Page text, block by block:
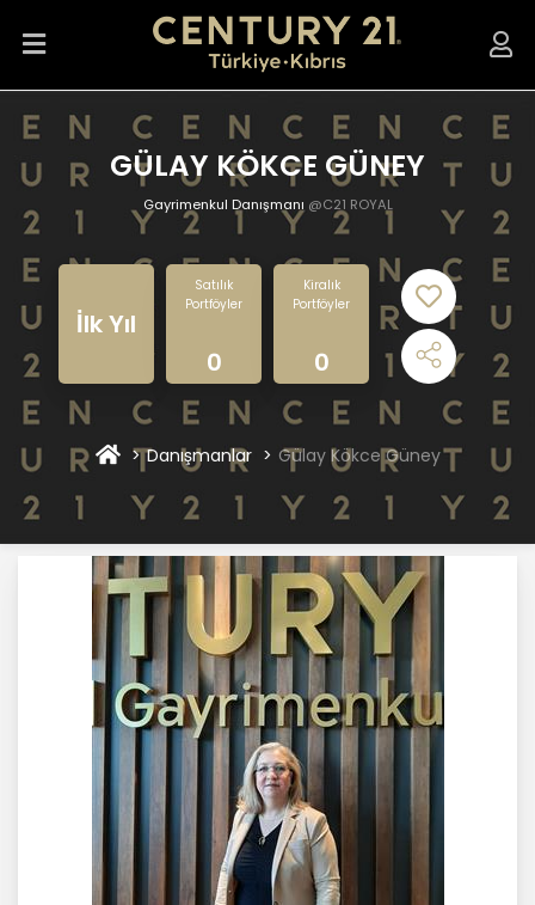
GÜLAY KÖKCE GÜNEY
Gayrimenkul Danışmanı @C21 ROYAL
İlk Yıl
Satılık
Portföyler
0
Kiralık
Portföyler
0
Danışmanlar Gülay Kökce Güney